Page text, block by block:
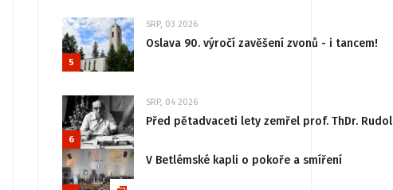
5
SRP, 03 2026
Oslava 90. výročí zavěšení zvonů - i tancem!
6
SRP, 04 2026
Před pětadvaceti lety zemřel prof. ThDr.
V Betlémské kapli o pokoře a smíření